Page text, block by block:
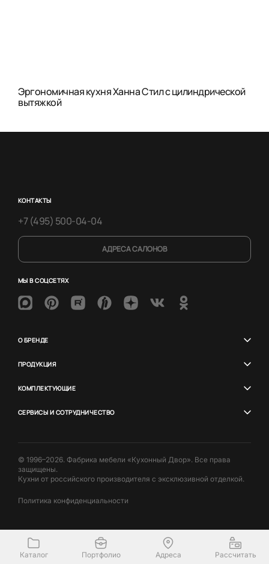
Эргономичная кухня Ханна Стил с цилиндрической
вытяжкой
КОНТАКТЫ
+7 (495) 500-04-04
АДРЕСА САЛОНОВ
МЫ В СОЦСЕТЯХ
О БРЕНДЕ
ПРОДУКЦИЯ
КОМПЛЕКТУЮЩИЕ
СЕРВИСЫ И СОТРУДНИЧЕСТВО
© 1996–2026. Фабрика мебели «Кухонный Двор». Все права
защищены.
Кухни от российского производителя с эксклюзивной отделкой.
Политика конфиденциальности
Каталог Портфолио Адреса Рассчитать